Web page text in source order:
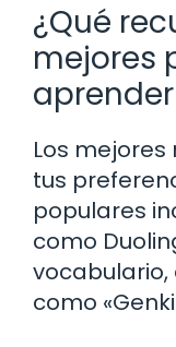
¿Qué
mejores
Los
tus
populares
como
como